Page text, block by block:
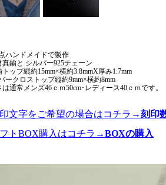
ハンドメイドで製作
真鍮と シルバー925チェーン
トップ縦約15mm×横約3.8mmX厚み1.7mm
ークロストップ縦約9mm×横約8mm
通常メンズ46ｃｍ50cm･レディース40ｃｍです。
文字をご希望の場合はコチラ→刻印
トBOX購入はコチラ→BOXの購入